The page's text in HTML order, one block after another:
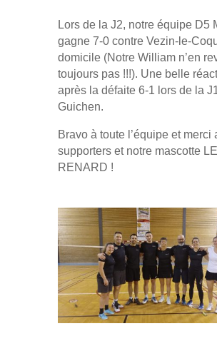
Lors de la J2, notre équipe D5
gagne 7-0 contre Vezin-le-
domicile (Notre William n’en
toujours pas !!!). Une belle
après la défaite 6-1 lors de la
Guichen.
Bravo à toute l’équipe et merci
supporters et notre mascotte LE
RENARD !